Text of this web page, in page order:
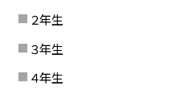
２年生
３年生
４年生